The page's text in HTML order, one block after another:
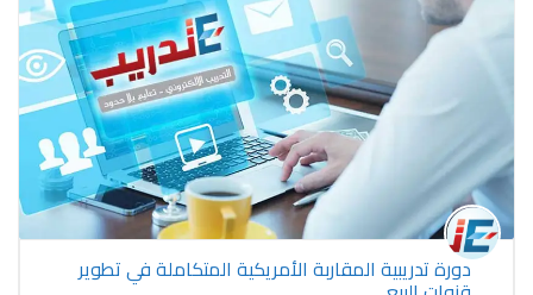
دورة تدريبية المقاربة الأمريكية المتكاملة في تطوير